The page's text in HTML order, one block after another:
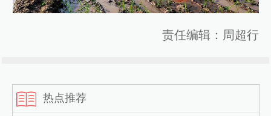
责任编辑：周超行
热点推荐